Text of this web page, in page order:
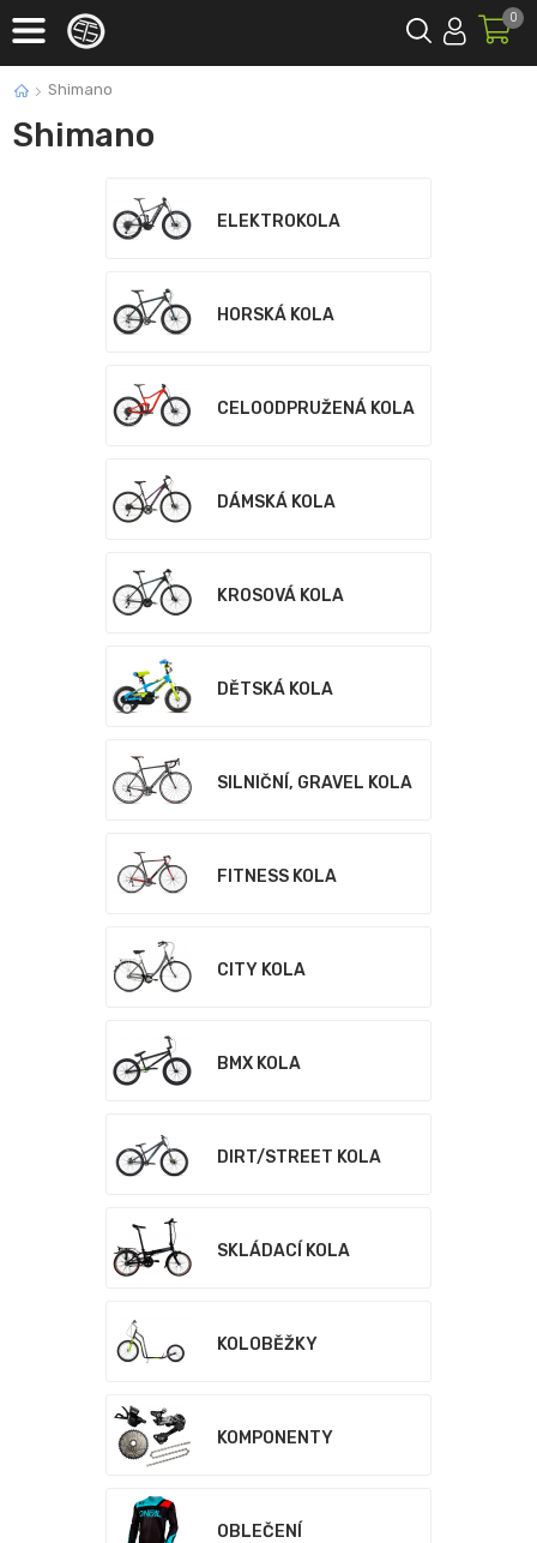
0
Shimano
Shimano
ELEKTROKOLA
HORSKÁ KOLA
CELOODPRUŽENÁ KOLA
DÁMSKÁ KOLA
KROSOVÁ KOLA
DĚTSKÁ KOLA
SILNIČNÍ, GRAVEL KOLA
FITNESS KOLA
CITY KOLA
BMX KOLA
DIRT/STREET KOLA
SKLÁDACÍ KOLA
KOLOBĚŽKY
KOMPONENTY
OBLEČENÍ